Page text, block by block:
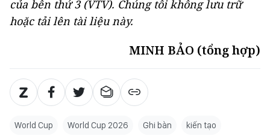
của bên thứ 3 (VTV). Chúng tôi không lưu trữ
hoặc tải lên tài liệu này.
MINH BẢO (tổng hợp)
World Cup World Cup 2026 Ghi bàn kiến tạo